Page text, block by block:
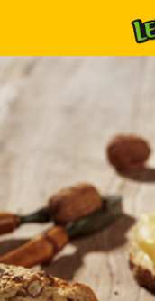
Marke
Rezepte
deitfr